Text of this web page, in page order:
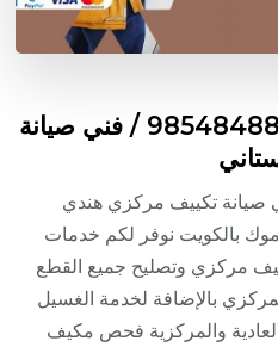
صيانة تكييف اليرموك / 98548488 / فني صيانة
صيانة تكييف مركزي هندي
اليرموك بالكويت نوفر لكم خدمات
مركزي وتصليح جميع القطع
بالإضافة لخدمة الغسيل
والمركزية فحص مكيف